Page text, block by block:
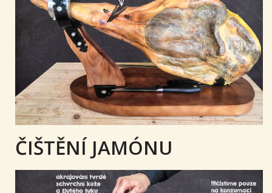
ČIŠTĚNÍ JAMÓNU